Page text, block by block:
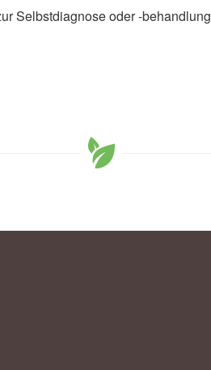
Selbstdiagnose oder -behandlung